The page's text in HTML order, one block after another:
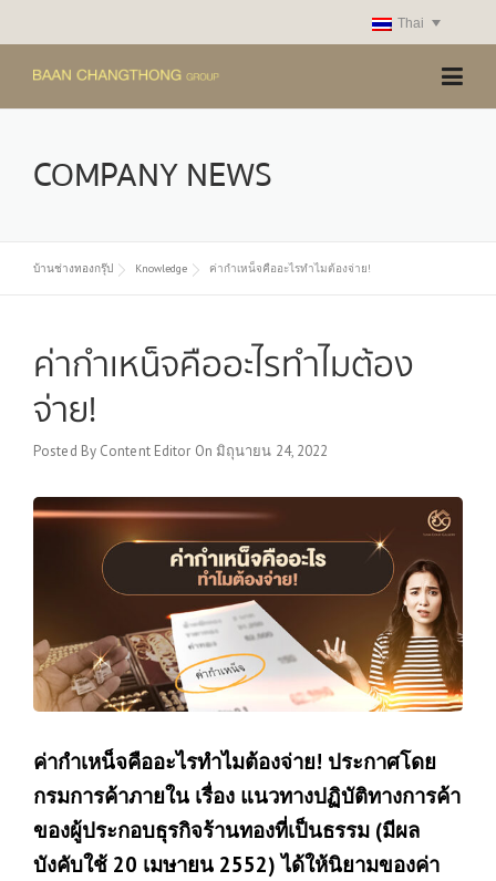
Thai
COMPANY NEWS
บ้านช่างทองกรุ๊ป Knowledge ค่ากำเหน็จคืออะไรทำไมต้องจ่าย!
ค่ากำเหน็จคืออะไรทำไมต้อง
จ่าย!
Posted By Content Editor On มิถุนายน 24, 2022
ค่ากำเหน็จคืออะไรทำไมต้องจ่าย! ประกาศโดย
กรมการค้าภายใน เรื่อง แนวทางปฏิบัติทางการค้า
ของผู้ประกอบธุรกิจร้านทองที่เป็นธรรม (มีผล
บังคับใช้ 20 เมษายน 2552) ได้ให้นิยามของค่า